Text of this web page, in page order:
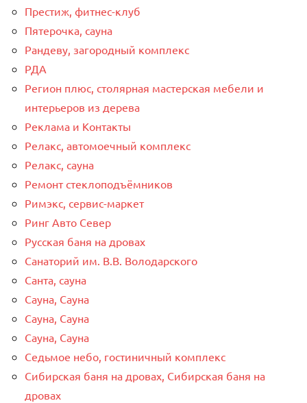
Престиж, фитнес-клуб
Пятерочка, сауна
Рандеву, загородный комплекс
РДА
Регион плюс, столярная мастерская мебели и
интерьеров из дерева
Реклама и Контакты
Релакс, автомоечный комплекс
Релакс, сауна
Ремонт стеклоподъёмников
Римэкс, сервис-маркет
Ринг Авто Север
Русская баня на дровах
Санаторий им. В.В. Володарского
Санта, сауна
Сауна, Сауна
Сауна, Сауна
Сауна, Сауна
Седьмое небо, гостиничный комплекс
Сибирская баня на дровах, Сибирская баня на
дровах